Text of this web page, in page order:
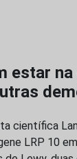
estar
científica
LRP 10